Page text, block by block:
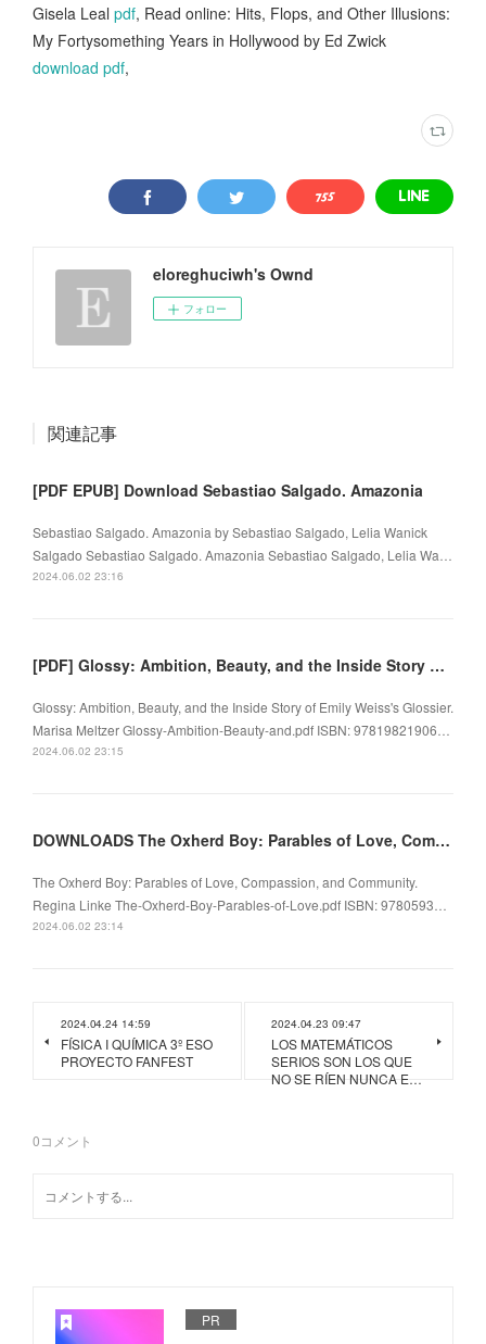
Gisela Leal pdf, Read online: Hits, Flops, and Other Illusions:
My Fortysomething Years in Hollywood by Ed Zwick
download pdf,
eloreghuciwh's Ownd
フォロー
関連記事
[PDF EPUB] Download Sebastiao Salgado. Amazonia
Sebastiao Salgado. Amazonia by Sebastiao Salgado, Lelia Wanick
Salgado Sebastiao Salgado. Amazonia Sebastiao Salgado, Lelia Wa…
2024.06.02 23:16
[PDF] Glossy: Ambition, Beauty, and the Inside Story of Emily Weiss's Glossier by Marisa Meltzer
Glossy: Ambition, Beauty, and the Inside Story of Emily Weiss's Glossier.
Marisa Meltzer Glossy-Ambition-Beauty-and.pdf ISBN: 97819821906…
2024.06.02 23:15
DOWNLOADS The Oxherd Boy: Parables of Love, Compassion, and Community by Regina Linke
The Oxherd Boy: Parables of Love, Compassion, and Community.
Regina Linke The-Oxherd-Boy-Parables-of-Love.pdf ISBN: 9780593…
2024.06.02 23:14
2024.04.24 14:59
FÍSICA I QUÍMICA 3º ESO
PROYECTO FANFEST
2024.04.23 09:47
LOS MATEMÁTICOS
SERIOS SON LOS QUE
NO SE RÍEN NUNCA E…
0コメント
PR